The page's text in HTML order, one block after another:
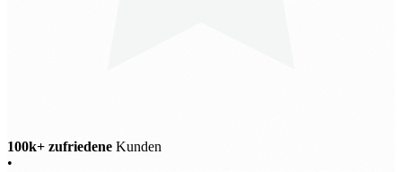
100k+ zufriedene Kunden
•